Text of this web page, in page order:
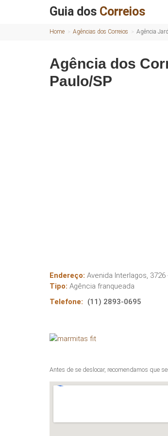
Guia dos Correios
Home Agências dos Correios Agência
Agência dos
Paulo/SP
Endereço: Avenida Interlagos,
Tipo: Agência franqueada
Telefone:
(11) 2893-0695
Antes de se deslocar, recomendamos que